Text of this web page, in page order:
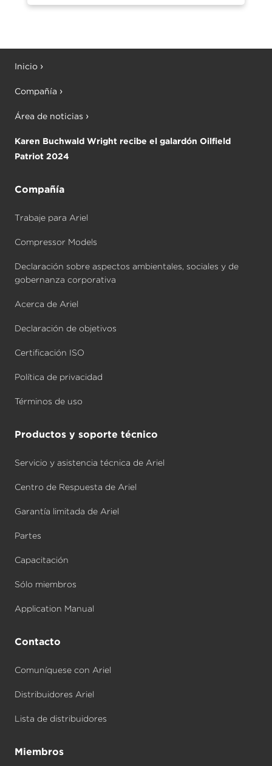
Inicio
Compañía
Área de noticias
Karen Buchwald Wright recibe el galardón Oilfield
Patriot 2024
Compañía
Trabaje para Ariel
Compressor Models
Declaración sobre aspectos ambientales, sociales y de
gobernanza corporativa
Acerca de Ariel
Declaración de objetivos
Certificación ISO
Política de privacidad
Términos de uso
Productos y soporte técnico
Servicio y asistencia técnica de Ariel
Centro de Respuesta de Ariel
Garantía limitada de Ariel
Partes
Capacitación
Sólo miembros
Application Manual
Contacto
Comuníquese con Ariel
Distribuidores Ariel
Lista de distribuidores
Miembros